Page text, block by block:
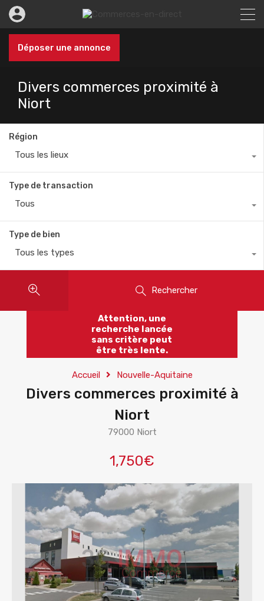
Déposer une annonce
Divers commerces proximité à
Niort
Région
Tous les lieux
Type de transaction
Tous
Type de bien
Tous les types
Rechercher
Attention, une
recherche lancée
sans critère peut
être très lente.
Accueil Nouvelle-Aquitaine
Divers commerces proximité à
Niort
79000 Niort
1,750€